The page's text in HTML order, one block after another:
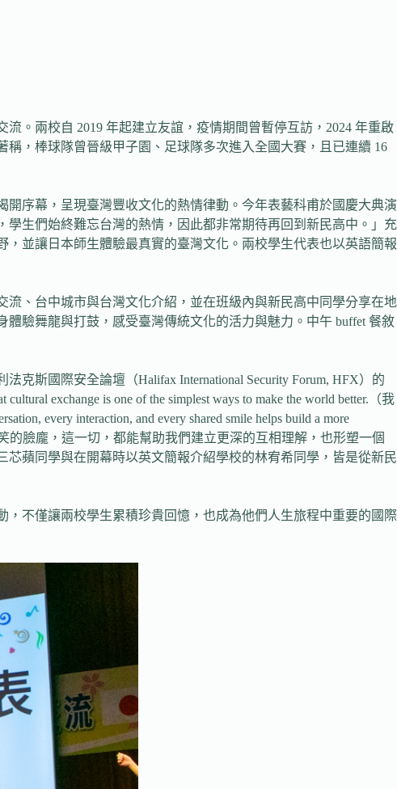
。兩校自 2019 年起建立友誼，疫情期間曾暫停互訪，2024 年重啟
，棒球隊曾晉級甲子園、足球隊多次進入全國大賽，且已連續 16
序幕，呈現臺灣豐收文化的熱情律動。今年表藝科甫於國慶大典演
生們始終難忘台灣的熱情，因此都非常期待再回到新民高中。」充
並讓日本師生體驗最真實的臺灣文化。兩校學生代表也以英語簡報
、台中城市與台灣文化介紹，並在班級內與新民高中同學分享在地
驗舞龍與打鼓，感受臺灣傳統文化的活力與魅力。中午 buffet 餐敘
斯國際安全論壇（Halifax International Security Forum, HFX）的
exchange is one of the simplest ways to make the world better.（我
every interaction, and every shared smile helps build a more
的臉龐，這一切，都能幫助我們建立更深的互相理解，也形塑一個
蘋同學與在開幕時以英文簡報介紹學校的林宥希同學，皆是從新民
不僅讓兩校學生累積珍貴回憶，也成為他們人生旅程中重要的國際